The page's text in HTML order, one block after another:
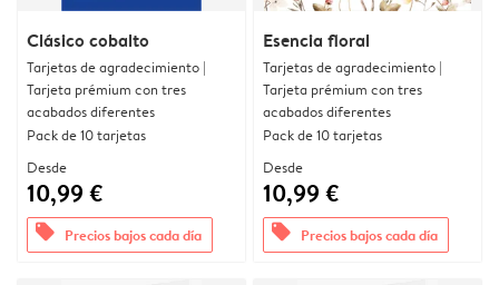
Clásico cobalto
Tarjetas de agradecimiento |
Tarjeta prémium con tres
acabados diferentes
Pack de 10 tarjetas
Desde
10,99 €
offers Precios bajos cada día
Esencia floral
Tarjetas de agradecimiento |
Tarjeta prémium con tres
acabados diferentes
Pack de 10 tarjetas
Desde
10,99 €
offers Precios bajos cada día